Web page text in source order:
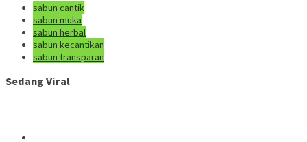
sabun cantik
sabun muka
sabun herbal
sabun kecantikan
sabun transparan
Sedang Viral